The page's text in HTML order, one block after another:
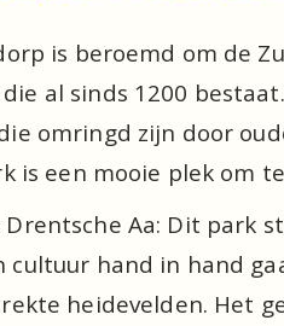
is beroemd om de
al sinds 1200
omringd zijn door
is een mooie plek om
Aa: Dit park
hand in hand
heidevelden. Het